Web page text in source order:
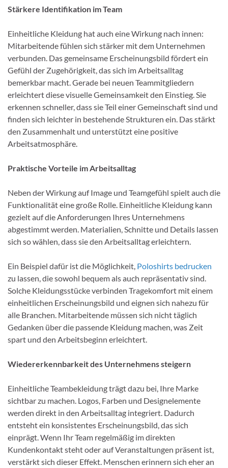
Stärkere Identifikation im Team
Einheitliche Kleidung hat auch eine Wirkung nach innen:
Mitarbeitende fühlen sich stärker mit dem Unternehmen
verbunden. Das gemeinsame Erscheinungsbild fördert ein
Gefühl der Zugehörigkeit, das sich im Arbeitsalltag
bemerkbar macht. Gerade bei neuen Teammitgliedern
erleichtert diese visuelle Gemeinsamkeit den Einstieg. Sie
erkennen schneller, dass sie Teil einer Gemeinschaft sind und
finden sich leichter in bestehende Strukturen ein. Das stärkt
den Zusammenhalt und unterstützt eine positive
Arbeitsatmosphäre.
Praktische Vorteile im Arbeitsalltag
Neben der Wirkung auf Image und Teamgefühl spielt auch die
Funktionalität eine große Rolle. Einheitliche Kleidung kann
gezielt auf die Anforderungen Ihres Unternehmens
abgestimmt werden. Materialien, Schnitte und Details lassen
sich so wählen, dass sie den Arbeitsalltag erleichtern.
Ein Beispiel dafür ist die Möglichkeit, Poloshirts bedrucken
zu lassen, die sowohl bequem als auch repräsentativ sind.
Solche Kleidungsstücke verbinden Tragekomfort mit einem
einheitlichen Erscheinungsbild und eignen sich nahezu für
alle Branchen. Mitarbeitende müssen sich nicht täglich
Gedanken über die passende Kleidung machen, was Zeit
spart und den Arbeitsbeginn erleichtert.
Wiedererkennbarkeit des Unternehmens steigern
Einheitliche Teambekleidung trägt dazu bei, Ihre Marke
sichtbar zu machen. Logos, Farben und Designelemente
werden direkt in den Arbeitsalltag integriert. Dadurch
entsteht ein konsistentes Erscheinungsbild, das sich
einprägt. Wenn Ihr Team regelmäßig im direkten
Kundenkontakt steht oder auf Veranstaltungen präsent ist,
verstärkt sich dieser Effekt. Menschen erinnern sich eher an